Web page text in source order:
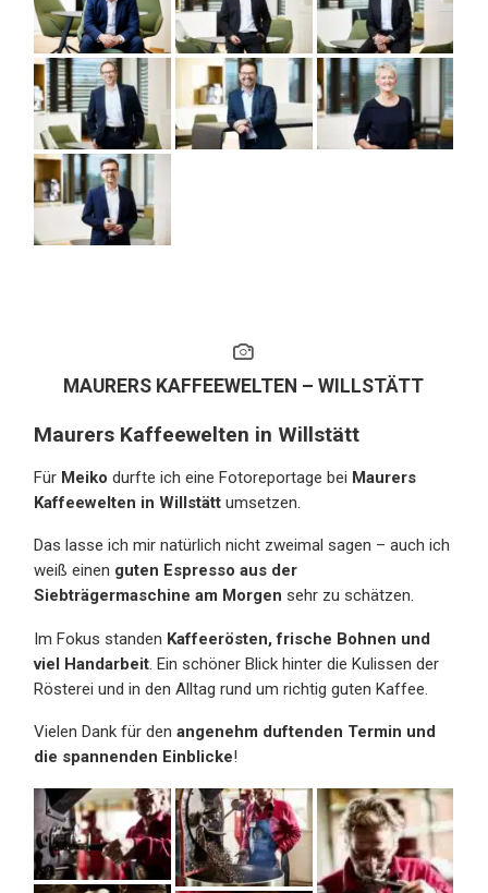
MAURERS KAFFEEWELTEN – WILLSTÄTT
Maurers Kaffeewelten in Willstätt
Für Meiko durfte ich eine Fotoreportage bei Maurers
Kaffeewelten in Willstätt umsetzen.
Das lasse ich mir natürlich nicht zweimal sagen – auch ich
weiß einen guten Espresso aus der
Siebträgermaschine am Morgen sehr zu schätzen.
Im Fokus standen Kaffeerösten, frische Bohnen und
viel Handarbeit. Ein schöner Blick hinter die Kulissen der
Rösterei und in den Alltag rund um richtig guten Kaffee.
Vielen Dank für denangenehm duftenden Termin und
die spannenden Einblicke!